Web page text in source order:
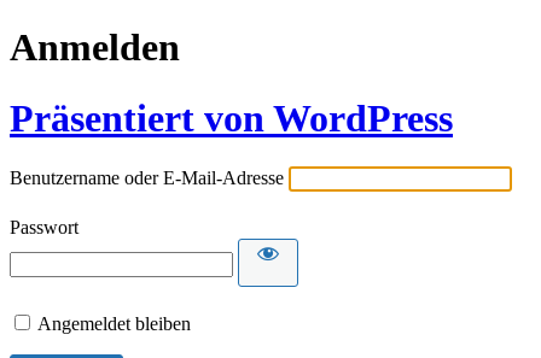
Anmelden
Präsentiert von WordPress
Benutzername oder E-Mail-Adresse
Passwort
Angemeldet bleiben